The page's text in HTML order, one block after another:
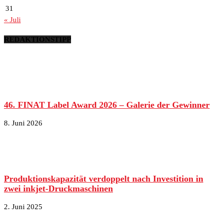
31
« Juli
REDAKTIONSTIPP
46. FINAT Label Award 2026 – Galerie der Gewinner
8. Juni 2026
Produktionskapazität verdoppelt nach Investition in
zwei inkjet-Druckmaschinen
2. Juni 2025